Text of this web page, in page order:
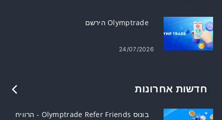
Olymptrade הירשם
24/07/2026
חדשות אחרונות
בונוס Olymptrade Refer Friends - הרוויח